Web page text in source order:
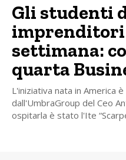
Gli studenti
imprenditori
settimana:
quarta
L'iniziativa nata in America
dall'UmbraGroup del Ceo
ospitarla è stato l'Ite